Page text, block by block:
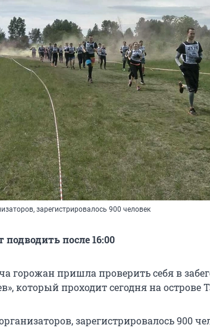
зарегистрировалось 900 человек
подводить после 16:00
горожан пришла проверить себя в
который проходит сегодня на острове
зарегистрировалось 900